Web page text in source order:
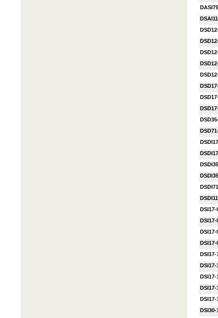
DSI17-
DSI17-
DSI17-
DSI17-
DSI17-
DSI17-
DSI17-
DSI17-
DSI17-
DSI30-